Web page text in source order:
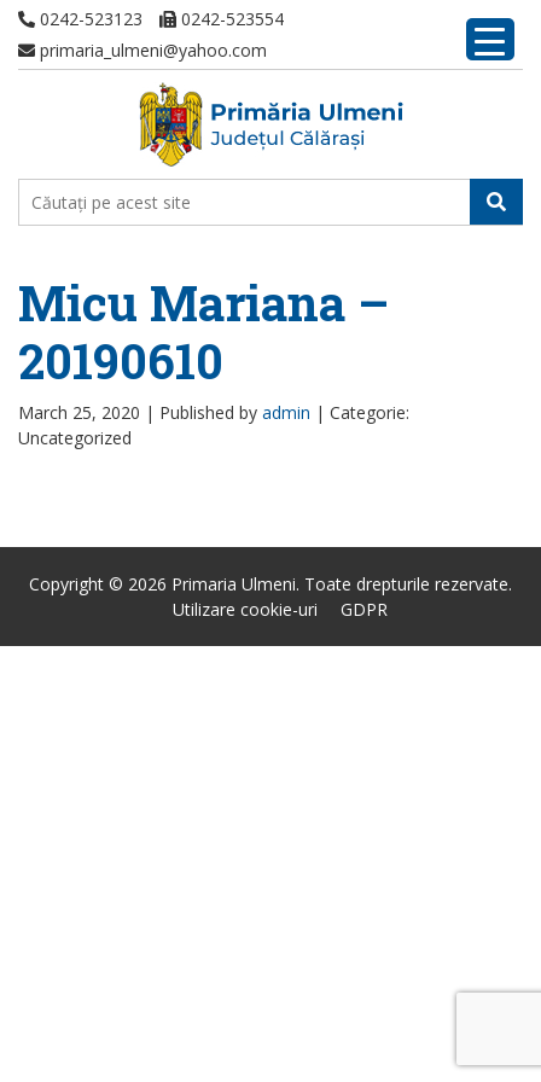
0242-523123
0242-523554
primaria_ulmeni@yahoo.com
Micu Mariana –
20190610
March 25, 2020 | Published by admin | Categorie:
Uncategorized
Copyright © 2026 Primaria Ulmeni. Toate drepturile rezervate.
Utilizare cookie-uri
GDPR